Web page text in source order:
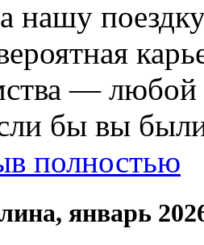
нашу
—
бы вы
полностью
январь